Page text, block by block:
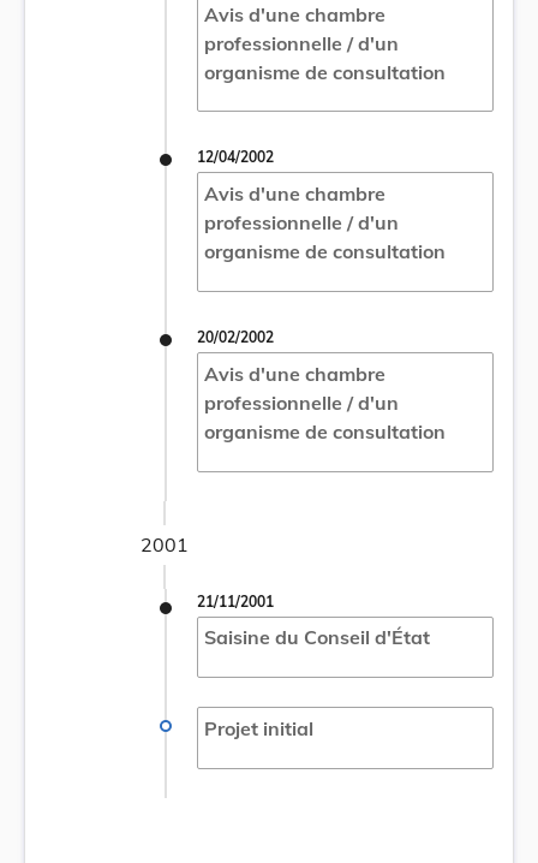
Avis d'une chambre
professionnelle / d'un
organisme de consultation
12/04/2002
Avis d'une chambre
professionnelle / d'un
organisme de consultation
20/02/2002
Avis d'une chambre
professionnelle / d'un
organisme de consultation
2001
21/11/2001
Saisine du Conseil d'État
Projet initial